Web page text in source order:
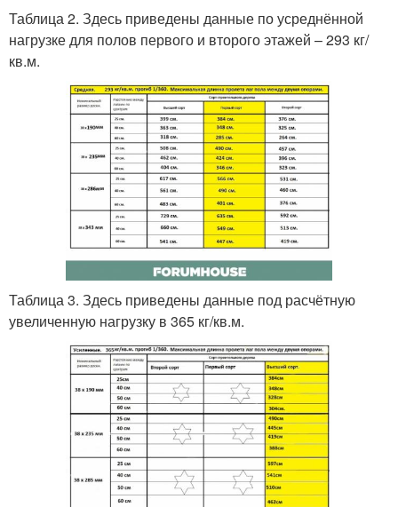
Таблица 2. Здесь приведены данные по усреднённой
нагрузке для полов первого и второго этажей – 293 кг/
кв.м.
Таблица 3. Здесь приведены данные под расчётную
увеличенную нагрузку в 365 кг/кв.м.